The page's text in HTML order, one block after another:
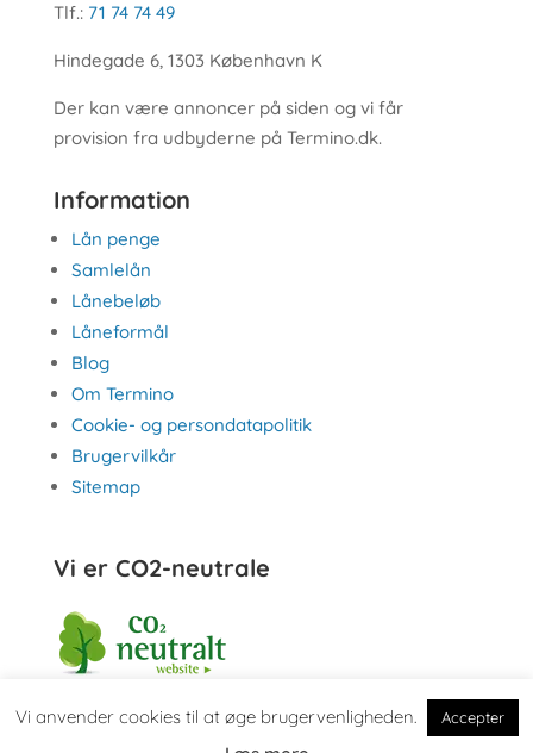
Tlf.: 71 74 74 49
Hindegade 6, 1303 København K
Der kan være annoncer på siden og vi får
provision fra udbyderne på Termino.dk.
Information
Lån penge
Samlelån
Lånebeløb
Låneformål
Blog
Om Termino
Cookie- og persondatapolitik
Brugervilkår
Sitemap
Vi er CO2-neutrale
Vi anvender cookies til at øge brugervenligheden. Accepter